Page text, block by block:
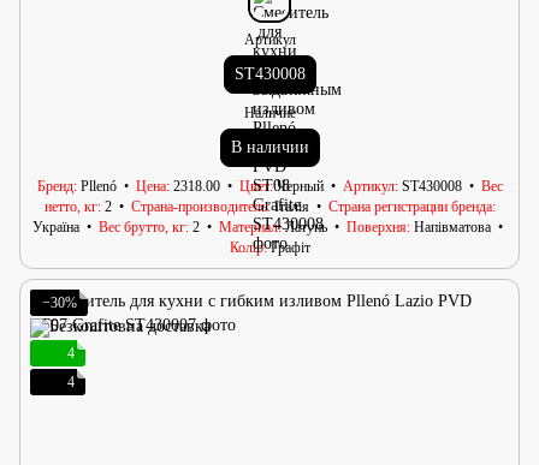
Артикул
ST430008
Наличие
В наличии
Бренд Pllenó Цена 2318.00 Цвет Черный Артикул ST430008
Вес
нетто, кг 2 Страна-производитель Італія
Страна регистрации бренда
Україна
Вес брутто, кг 2 Материал Латунь Поверхня Напівматова
Колір Графіт
−30%
4
4